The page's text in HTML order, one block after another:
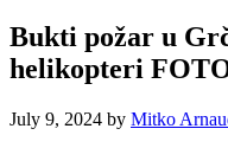
Bukti požar u
helikopteri
July 9, 2024 by Mitko